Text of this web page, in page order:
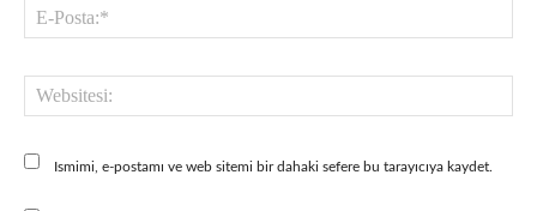
Ismimi, e-postamı ve web sitemi bir dahaki sefere bu tarayıcıya kaydet.